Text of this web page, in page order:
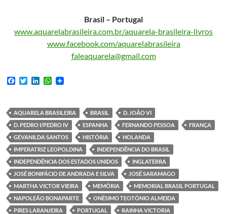
Brasil – Portugal
www.aquarelabrasileira.com.br/aquarela-brasileira-livros
www.facebook.com/aquarelabrasileira
faleaquarela@gmail.com
F
b
o
o
k
T
t
e
r
e
d
I
n
W
s
A
p
p
AQUARELA BRASILEIRA BRASIL
D. JOÃO VI
D. PEDRO I/PEDRO IV
ESPANHA FERNANDO PESSOA
FRANÇA
GEVANILDA SANTOS
HISTÓRIA
HOLANDA
IMPERATRIZ LEOPOLDINA
INDEPENDÊNCIA DO BRASIL
INDEPENDÊNCIA DOS ESTADOS UNIDOS
INGLATERRA
JOSÉ BONIFÁCIO DE ANDRADA E SILVA
JOSÉ SARAMAGO
MARTHA VICTOR VIEIRA
MEMÓRIA
MEMORIAL BRASIL PORTUGAL
NAPOLEÃO BONAPARTE
ONÉSIMO TEOTÓNIO ALMEIDA
PIRES LARANJEIRA
PORTUGAL
RAINHA VICTORIA